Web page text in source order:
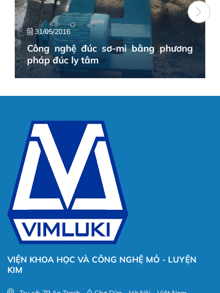
31/05/2016
Công nghệ đúc sơ-mi bằng phương
pháp đúc ly tâm
VIỆN KHOA HỌC VÀ CÔNG NGHỆ MỎ - LUYỆN
KIM